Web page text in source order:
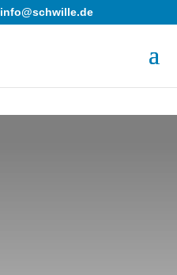
info@schwille.de